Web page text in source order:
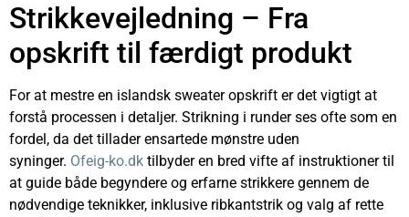
Strikkevejledning – Fra
opskrift til færdigt produkt
For at mestre en islandsk sweater opskrift er det vigtigt at
forstå processen i detaljer. Strikning i runder ses ofte som en
fordel, da det tillader ensartede mønstre uden
syninger. Ofeig-ko.dk tilbyder en bred vifte af instruktioner til
at guide både begyndere og erfarne strikkere gennem de
nødvendige teknikker, inklusive ribkantstrik og valg af rette